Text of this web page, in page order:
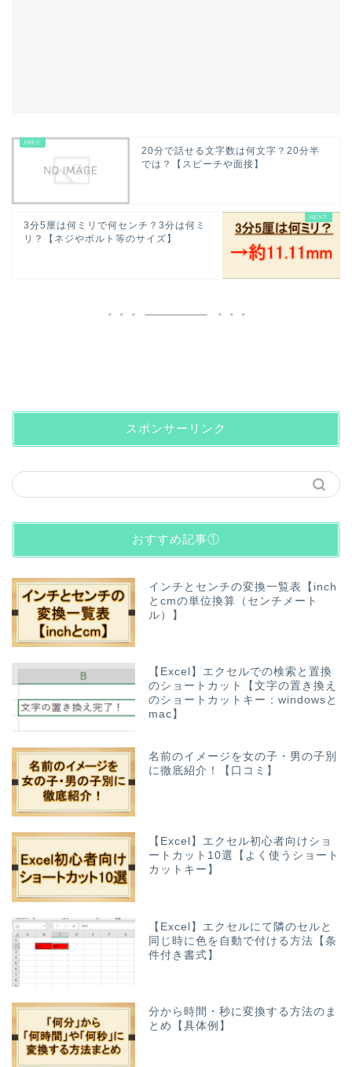
20分で話せる文字数は何文字？20分半
では？【スピーチや面接】
3分5厘は何ミリで何センチ？3分は何ミ
リ？【ネジやボルト等のサイズ】
スポンサーリンク
おすすめ記事①
インチとセンチの変換一覧表【inch
とcmの単位換算（センチメート
ル）】
【Excel】エクセルでの検索と置換
のショートカット【文字の置き換え
のショートカットキー：windowsと
mac】
名前のイメージを女の子・男の子別
に徹底紹介！【口コミ】
【Excel】エクセル初心者向けショ
ートカット10選【よく使うショート
カットキー】
【Excel】エクセルにて隣のセルと
同じ時に色を自動で付ける方法【条
件付き書式】
分から時間・秒に変換する方法のま
とめ【具体例】